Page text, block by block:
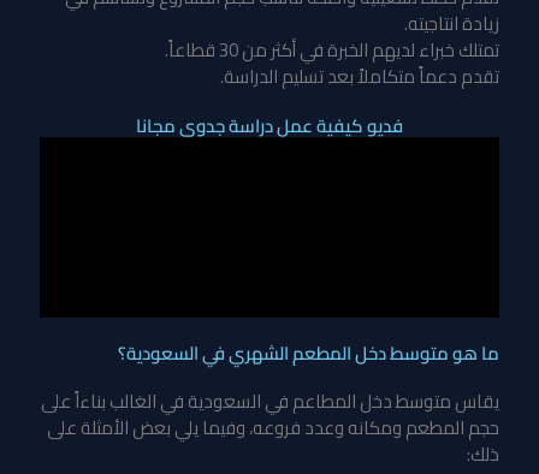
زيادة انتاجيته.
تمتلك خبراء لديهم الخبرة في أكثر من 30 قطاعاً.
تقدم دعماً متكاملاً بعد تسليم الدراسة.
فديو كيفية عمل دراسة جدوى مجانا
ما هو متوسط دخل المطعم الشهري في السعودية؟
يقاس متوسط دخل المطاعم في السعودية في الغالب بناءاً على
حجم المطعم ومكانه وعدد فروعه، وفيما يلي بعض الأمثلة على
ذلك: